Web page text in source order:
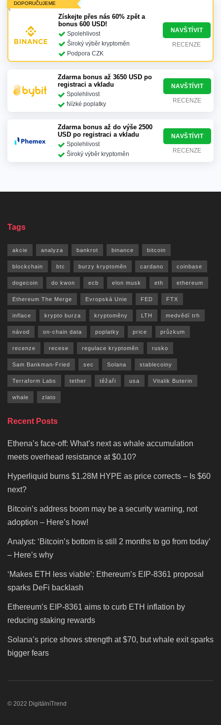
DOPORUČUJEME
Získejte přes nás 60% zpět a
bonus 600 USD!
Spolehlivost
Široký výběr kryptoměn
Podpora CZK
NAVŠTÍVIT
RECENZE
Zdarma bonus až 3650 USD po
registraci a vkladu
Spolehlivost
Nízké poplatky
NAVŠTÍVIT
RECENZE
Zdarma bonus až do výše 2500
USD po registraci a vkladu
Spolehlivost
Široký výběr kryptoměn
NAVŠTÍVIT
RECENZE
Tags
akcie analyza bankrot binance bitcoin
blockchain btc burzy kryptoměn cardano coinbase
dogecoin do kwon ecb elon musk eth ethereum
Ethereum The Merge Evropská Unie FED FTX
inflace krypto burza kryptoměny LTH medvědí trh
návod on-chain data poplatky price průzkum
recenze recese regulace kryptoměn rusko
Sam Bankman-Fried sec Solana stablecoiny
Terraform Labs tether těžaři usa Vitalik Buterin
whale zlato
Recent Posts
Ethena’s face-off: What’s next as whale accumulation
meets overhead resistance at $0.10?
Hyperliquid burns $1.28M HYPE as price corrects – Is $60
next?
Bitcoin’s address boom may be a security warning, not
adoption – Here’s how!
Analyst: ‘Bitcoin’s bottom is still 2 months to go from today’
– Here’s why
‘Makes ETH less viable’: Ethereum’s EIP-8361 proposal
sparks DeFi backlash
Ethereum’s EIP-8361 aims to curb ETH inflation by
reducing staking rewards
Solana’s price shows strength at $70, but whale exit sparks
bigger fears
© 2022 DigitálníTrend